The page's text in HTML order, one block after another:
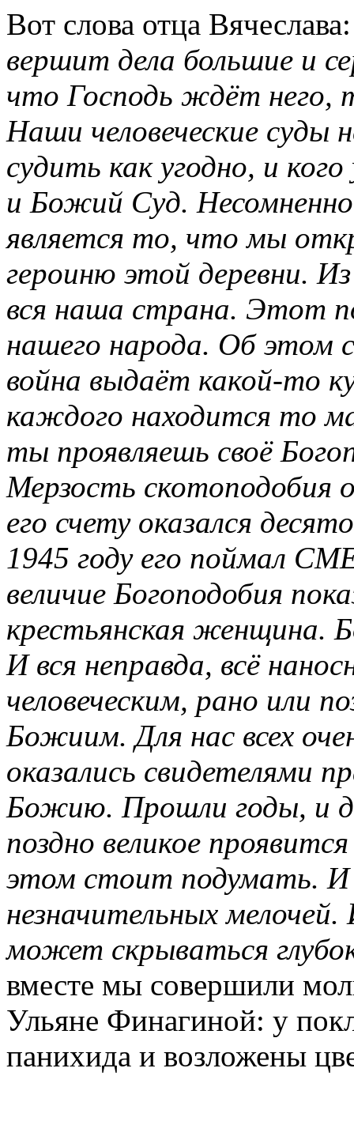
Вот слова отца
вершит дела большие и
что Господь ждёт него,
Наши человеческие
судить как угодно, и
и Божий Суд.
является то, что мы
героиню этой деревни.
вся наша страна. Этот
нашего народа. Об
война выдаёт какой-то
каждого находится то
ты проявляешь своё
Мерзость скотоподобия
его счету оказался
1945 году его поймал
величие Богоподобия
крестьянская женщина.
И вся неправда, всё
человеческим, рано или
Божиим. Для нас всех
оказались свидетелями
Божию. Прошли годы, и
поздно великое
этом стоит подумать. И
незначительных
может скрываться
вместе мы совершили
Ульяне Финагиной: у
панихида и возложены